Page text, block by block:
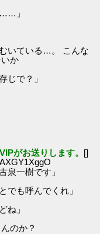
」
いている…。 こんな
か
じで？」
がお送りします。 []
一樹です」
も呼んでくれ」
ね」
のか？